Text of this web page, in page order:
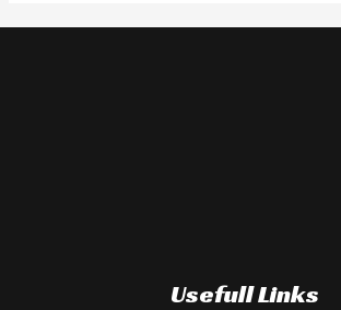
Usefull Links